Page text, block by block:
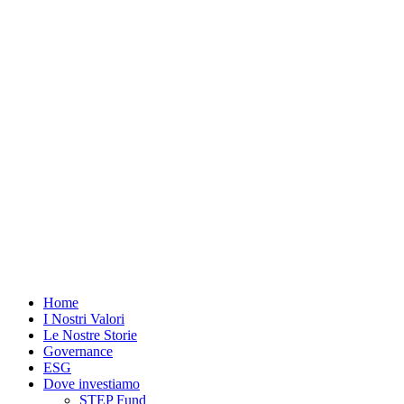
Home
I Nostri Valori
Le Nostre Storie
Governance
ESG
Dove investiamo
STEP Fund